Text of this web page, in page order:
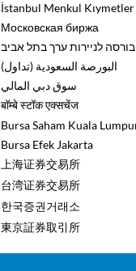
İstanbul Menkul Kıymetler
Московская биржа
לניירות ערך בתל אביב
البورصة السعودية (تداول)
سوق دبي المالي
बॉम्बे स्टॉक एक्सचेंज
Bursa Saham Kuala
Bursa Efek Jakarta
上海证券交易所
台湾证券交易所
한국증권거래소
東京証券取引所